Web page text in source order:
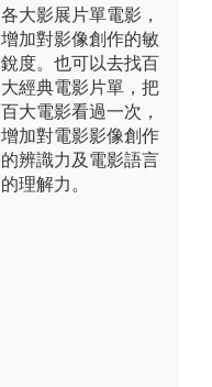
各大影展片單電影，
增加對影像創作的敏
銳度。也可以去找百
大經典電影片單，把
百大電影看過一次，
增加對電影影像創作
的辨識力及電影語言
的理解力。